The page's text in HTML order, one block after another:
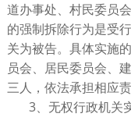
道办事处、村民委员
的强制拆除行为是受
关为被告。具体实施
员会、居民委员会、
三人，依法承担相应责
3、无权行政机关